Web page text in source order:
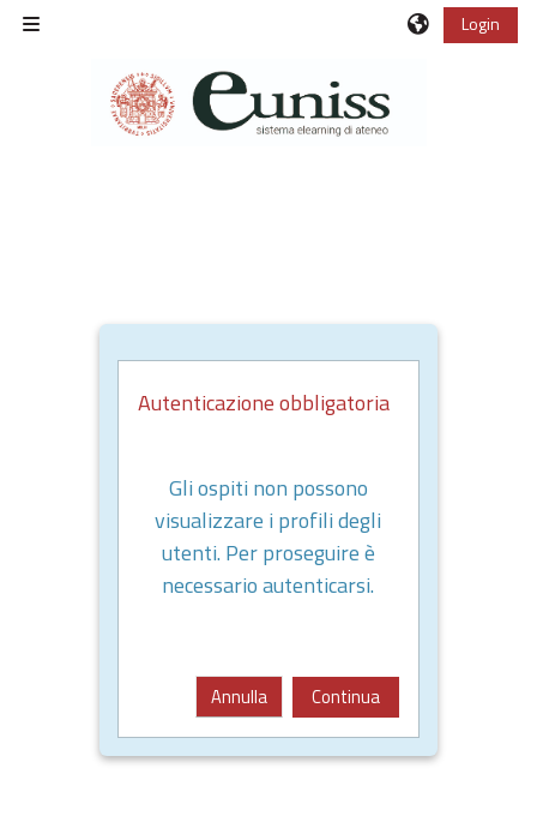
Vai al contenuto principale
Login
Autenticazione obbligatoria
Gli ospiti non possono
visualizzare i profili degli
utenti. Per proseguire è
necessario autenticarsi.
Annulla Continua